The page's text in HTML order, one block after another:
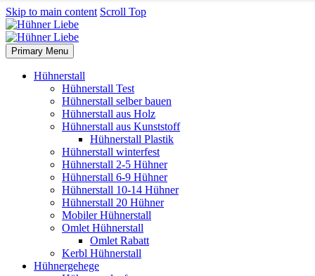
Skip to main content Scroll Top
Primary Menu
Hühnerstall
Hühnerstall Test
Hühnerstall selber bauen
Hühnerstall aus Holz
Hühnerstall aus Kunststoff
Hühnerstall Plastik
Hühnerstall winterfest
Hühnerstall 2-5 Hühner
Hühnerstall 6-9 Hühner
Hühnerstall 10-14 Hühner
Hühnerstall 20 Hühner
Mobiler Hühnerstall
Omlet Hühnerstall
Omlet Rabatt
Kerbl Hühnerstall
Hühnergehege